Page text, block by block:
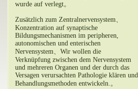
wurde auf verlegt。
Zusätzlich zum Zentralnervensystem、
Konzentration auf synaptische
Bildungsmechanismen im peripheren,
autonomischen und enterischen
Nervensystem、Wir wollen die
Verknüpfung zwischen dem Nervensystem
und mehreren Organen und der durch das
Versagen verursachten Pathologie klären und
Behandlungsmethoden entwickeln.。